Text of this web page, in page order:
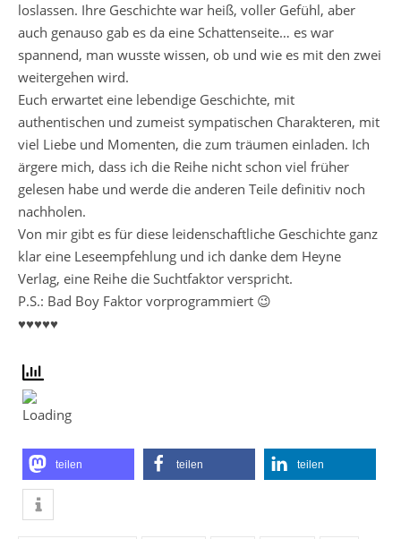
loslassen. Ihre Geschichte war heiß, voller Gefühl, aber
auch genauso gab es da eine Schattenseite… es war
spannend, man wusste wissen, ob und wie es mit den zwei
weitergehen wird.
Euch erwartet eine lebendige Geschichte, mit
authentischen und zumeist sympatischen Charakteren, mit
viel Liebe und Momenten, die zum träumen einladen. Ich
ärgere mich, dass ich die Reihe nicht schon viel früher
gelesen habe und werde die anderen Teile definitiv noch
nachholen.
Von mir gibt es für diese leidenschaftliche Geschichte ganz
klar eine Leseempfehlung und ich danke dem Heyne
Verlag, eine Reihe die Suchtfaktor verspricht.
P.S.: Bad Boy Faktor vorprogrammiert 😉
♥♥♥♥♥
teilen teilen teilen